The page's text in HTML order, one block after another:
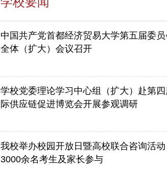
中国共产党首都经济贸易大学第五届委
全体（扩大）会议召开
学校党委理论学习中心组（扩大）赴第四
际供应链促进博览会开展参观调研
我校举办校园开放日暨高校联合咨询活动
3000余名考生及家长参与